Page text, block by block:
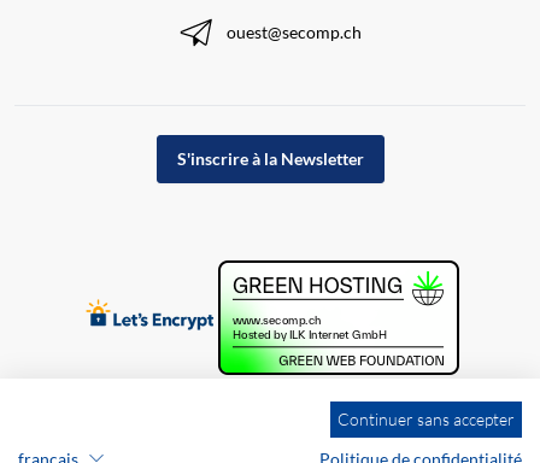
ouest@secomp.ch
S'inscrire à la Newsletter
Continuer sans accepter
français
Politique de confidentialité